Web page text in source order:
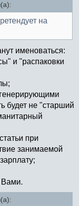
на
именоваться:
и "распаковки
будет не "старший
при
занимаемой
Вами.